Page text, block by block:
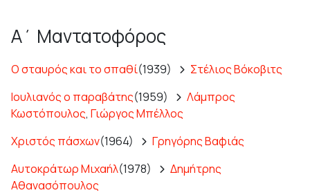
Α΄ Μαντατοφόρος
Ο σταυρός και το σπαθί(1939)
Στέλιος Βόκοβιτς
Ιουλιανός ο παραβάτης(1959)
Λάμπρος
Κωστόπουλος, Γιώργος Μπέλλος
Χριστός πάσχων(1964)
Γρηγόρης Βαφιάς
Αυτοκράτωρ Μιχαήλ(1978)
Δημήτρης
Αθανασόπουλος